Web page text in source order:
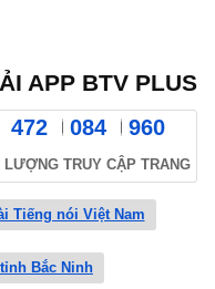
APP BTV PLUS
472 084 960
LƯỢNG TRUY CẬP TRANG
Tiếng nói Việt Nam
Bắc Ninh